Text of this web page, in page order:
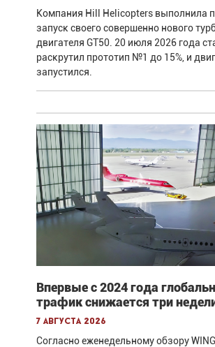
Компания Hill Helicopters выполнила
запуск своего совершенно нового
двигателя GT50. 20 июля 2026 года
раскрутил прототип №1 до 15%, и
запустился.
Впервые с 2024 года
трафик снижается три
7 августа 2026
Согласно еженедельному обзору